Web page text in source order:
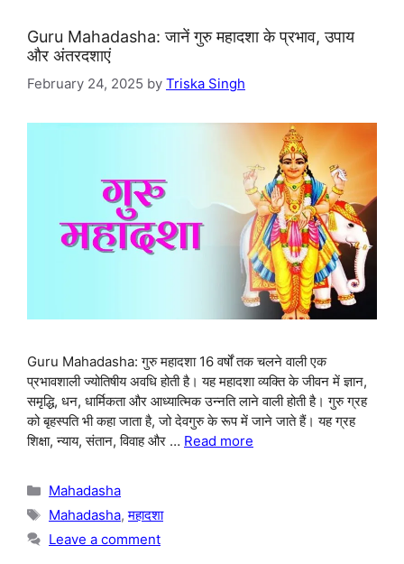
Guru Mahadasha: जानें गुरु महादशा के प्रभाव, उपाय
और अंतरदशाएं
February 24, 2025 by Triska Singh
Guru Mahadasha: गुरु महादशा 16 वर्षों तक चलने वाली एक
प्रभावशाली ज्योतिषीय अवधि होती है। यह महादशा व्यक्ति के जीवन में ज्ञान,
समृद्धि, धन, धार्मिकता और आध्यात्मिक उन्नति लाने वाली होती है। गुरु ग्रह
को बृहस्पति भी कहा जाता है, जो देवगुरु के रूप में जाने जाते हैं। यह ग्रह
शिक्षा, न्याय, संतान, विवाह और … Read more
Categories
Mahadasha
Tags
Mahadasha,महादशा
Leave a comment